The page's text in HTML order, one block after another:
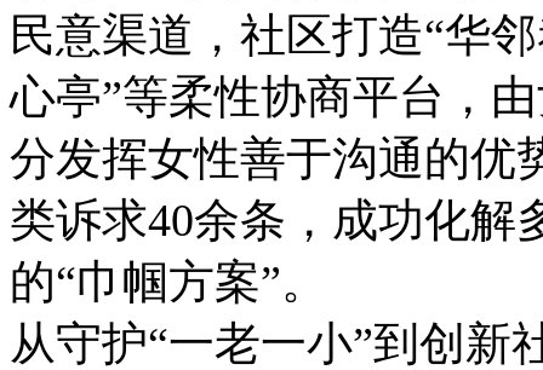
民意渠道，社区打造“华
心亭”等柔性协商平台，
分发挥女性善于沟通的优
类诉求40余条，成功化解
的“巾帼方案”。
从守护“一老一小”到创新